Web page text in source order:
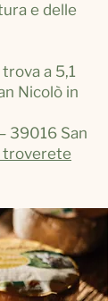
e delle
a 5,1
Nicolò in
39016 San
troverete